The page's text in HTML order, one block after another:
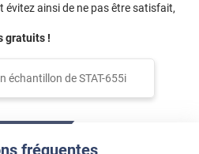
ainsi de ne pas être satisfait,
gratuits !
échantillon deSTAT-655i
sont claires
et je ne voulais plus de
nos petites pièces. Les
de façon à couper la vue